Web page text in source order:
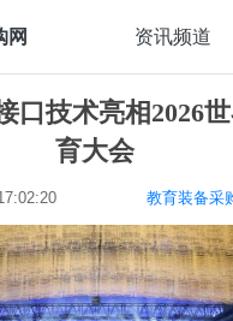
网 资讯频道
口技术亮相2026
育大会
教育装备采